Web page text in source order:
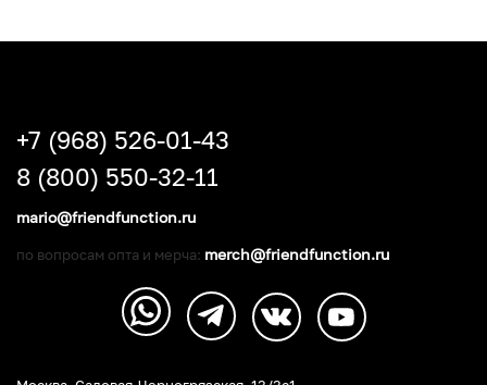
+7 (968) 526-01-43
8 (800) 550-32-11
mario@friendfunction.ru
по вопросам опта и мерча: merch@friendfunction.ru